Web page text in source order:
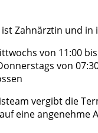
Zahnärztin und in
von 11:00
von
vergibt die
eine angenehme